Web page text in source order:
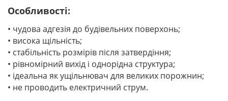
Особливості:
• чудова адгезія до будівельних поверхонь;
• висока щільність;
• стабільність розмірів після затвердіння;
• рівномірний вихід і однорідна структура;
• ідеальна як ущільнювач для великих порожнин;
• не проводить електричний струм.